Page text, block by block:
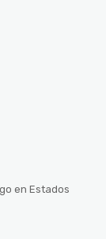
en Estados